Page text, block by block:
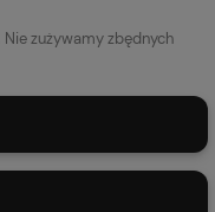
Nie zużywamy zbędnych